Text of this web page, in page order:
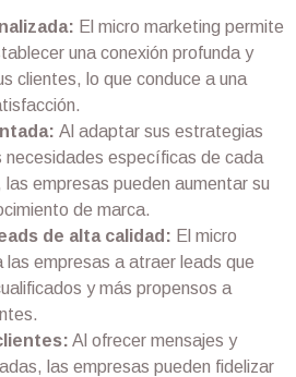
El micro marketing permite
una conexión profunda y
clientes, lo que conduce a una
Al adaptar sus estrategias
necesidades específicas de cada
las empresas pueden aumentar su
de marca.
de alta calidad: El micro
las empresas a atraer leads que
y más propensos a
Al ofrecer mensajes y
las empresas pueden fidelizar